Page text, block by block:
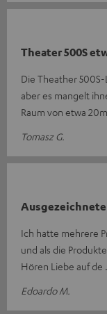
Theater 500S
Die Theather
aber es mangelt
Raum von etwa 20m
Tomasz G.
Ich hatte mehrere
und als die
Hören Liebe auf de
Edoardo M.